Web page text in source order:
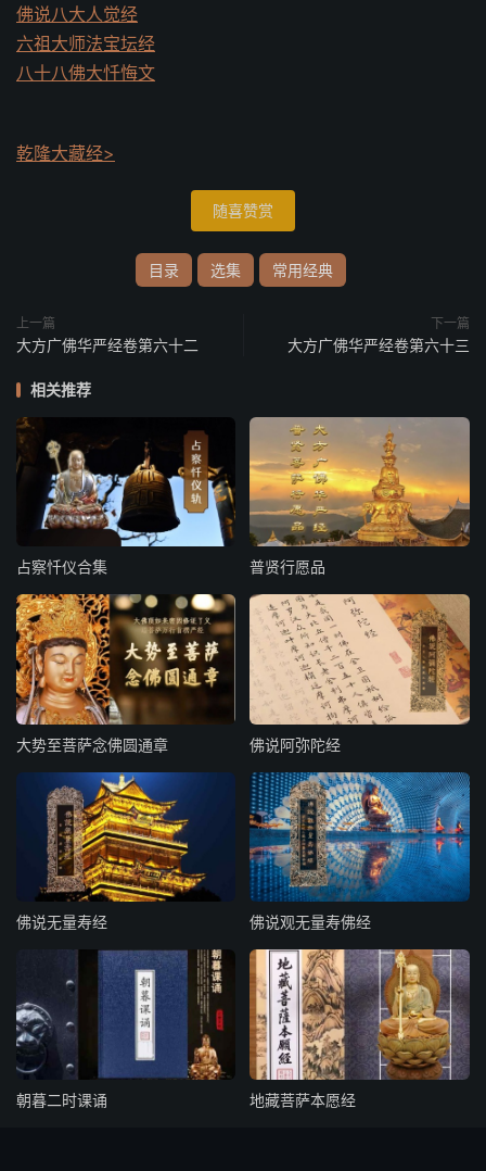
佛说八大人觉经
六祖大师法宝坛经
八十八佛大忏悔文
乾隆大藏经>
随喜赞赏
目录 选集 常用经典
上一篇
大方广佛华严经卷第六十二
下一篇
大方广佛华严经卷第六十三
相关推荐
占察忏仪合集 普贤行愿品
大势至菩萨念佛圆通章 佛说阿弥陀经
佛说无量寿经 佛说观无量寿佛经
朝暮二时课诵 地藏菩萨本愿经